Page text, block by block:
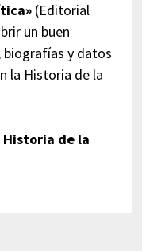
(Editorial
un buen
biografías y datos
la Historia de la
Historia de la